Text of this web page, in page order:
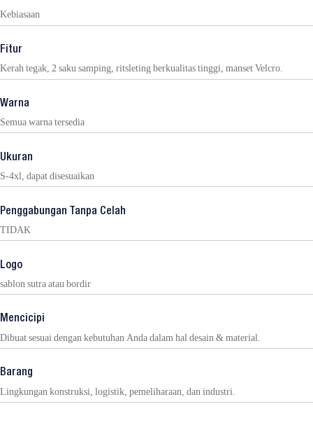
Kebiasaan
Fitur
Kerah tegak, 2 saku samping, ritsleting berkualitas tinggi, manset Velcro.
Warna
Semua warna tersedia
Ukuran
S-4xl, dapat disesuaikan
Penggabungan Tanpa Celah
TIDAK
Logo
sablon sutra atau bordir
Mencicipi
Dibuat sesuai dengan kebutuhan Anda dalam hal desain & material.
Barang
Lingkungan konstruksi, logistik, pemeliharaan, dan industri.